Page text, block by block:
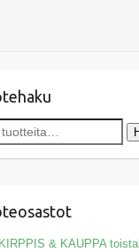
& KAUPPA